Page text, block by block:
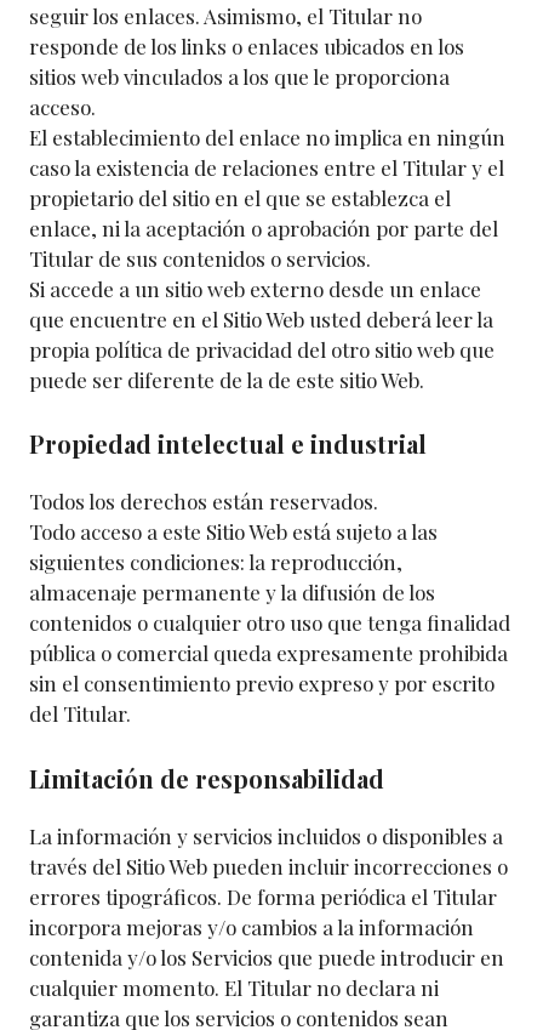
seguir los enlaces. Asimismo, el Titular no
responde de los links o enlaces ubicados en los
sitios web vinculados a los que le proporciona
acceso.
El establecimiento del enlace no implica en ningún
caso la existencia de relaciones entre el Titular y el
propietario del sitio en el que se establezca el
enlace, ni la aceptación o aprobación por parte del
Titular de sus contenidos o servicios.
Si accede a un sitio web externo desde un enlace
que encuentre en el Sitio Web usted deberá leer la
propia política de privacidad del otro sitio web que
puede ser diferente de la de este sitio Web.
Propiedad intelectual e industrial
Todos los derechos están reservados.
Todo acceso a este Sitio Web está sujeto a las
siguientes condiciones: la reproducción,
almacenaje permanente y la difusión de los
contenidos o cualquier otro uso que tenga finalidad
pública o comercial queda expresamente prohibida
sin el consentimiento previo expreso y por escrito
del Titular.
Limitación de responsabilidad
La información y servicios incluidos o disponibles a
través del Sitio Web pueden incluir incorrecciones o
errores tipográficos. De forma periódica el Titular
incorpora mejoras y/o cambios a la información
contenida y/o los Servicios que puede introducir en
cualquier momento. El Titular no declara ni
garantiza que los servicios o contenidos sean